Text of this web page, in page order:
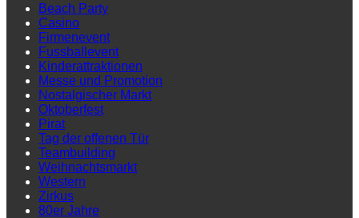
Beach Party
Casino
Firmenevent
Fussballevent
Kinderattraktionen
Messe und Promotion
Nostalgischer Markt
Oktoberfest
Pirat
Tag der offenen Tür
Teambuilding
Weihnachtsmarkt
Western
Zirkus
80er Jahre